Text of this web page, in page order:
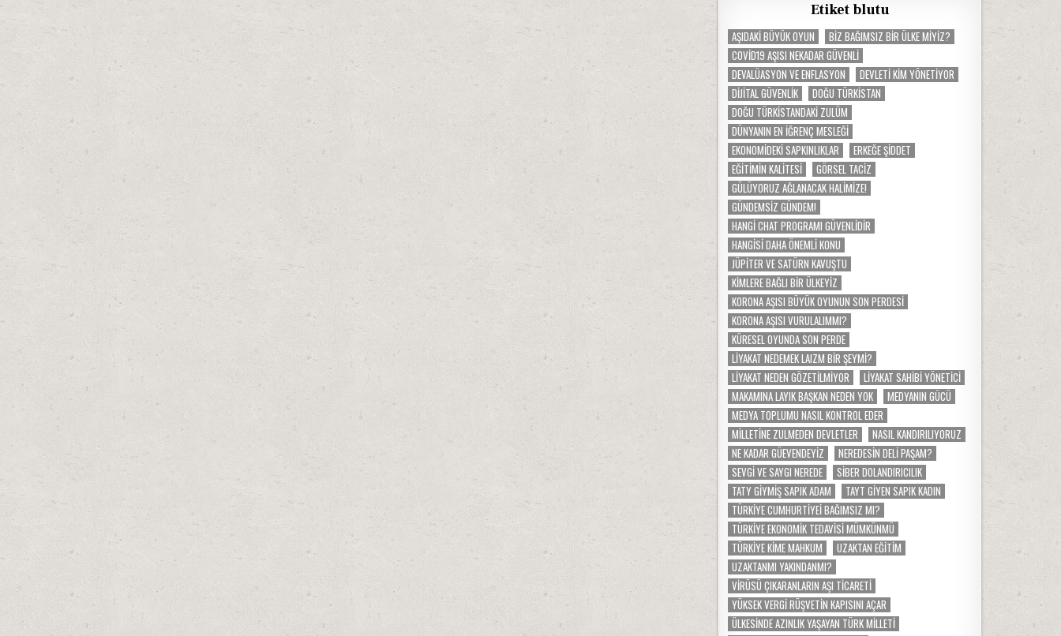
Etiket blutu
AŞIDAKI BÜYÜK OYUN
BIZ BAĞIMSIZ BIR ÜLKE MIYIZ?
COVID19 AŞISI NEKADAR GÜVENLI
DEVALÜASYON VE ENFLASYON
DEVLETI KIM YÖNETIYOR
DIJITAL GÜVENLIK
DOĞU TÜRKISTAN
DOĞU TÜRKISTANDAKI ZULÜM
DÜNYANIN EN IĞRENÇ MESLEĞI
EKONOMIDEKI SAPKINLIKLAR
ERKEĞE ŞIDDET
EĞITIMIN KALITESI
GÖRSEL TACIZ
GÜLÜYORUZ AĞLANACAK HALIMIZE!
GÜNDEMSIZ GÜNDEM!
HANGI CHAT PROGRAMI GÜVENLIDIR
HANGISI DAHA ÖNEMLI KONU
JÜPITER VE SATÜRN KAVUŞTU
KIMLERE BAĞLI BIR ÜLKEYIZ
KORONA AŞISI BÜYÜK OYUNUN SON PERDESI
KORONA AŞISI VURULALIMMI?
KÜRESEL OYUNDA SON PERDE
LIYAKAT NEDEMEK LAIZM BIR ŞEYMI?
LIYAKAT NEDEN GÖZETILMIYOR
LIYAKAT SAHIBI YÖNETICI
MAKAMINA LAYIK BAŞKAN NEDEN YOK
MEDYANIN GÜCÜ
MEDYA TOPLUMU NASIL KONTROL EDER
MILLETINE ZULMEDEN DEVLETLER
NASIL KANDIRILIYORUZ
NE KADAR GÜEVENDEYIZ
NEREDESIN DELI PAŞAM?
SEVGI VE SAYGI NEREDE
SIBER DOLANDIRICILIK
TATY GIYMIŞ SAPIK ADAM
TAYT GIYEN SAPIK KADIN
TÜRKIYE CUMHURTIYEI BAĞIMSIZ MI?
TÜRKIYE EKONOMIK TEDAVISI MÜMKÜNMÜ
TÜRKIYE KIME MAHKUM
UZAKTAN EĞITIM
UZAKTANMI YAKINDANMI?
VIRÜSÜ ÇIKARANLARIN AŞI TICARETI
YÜKSEK VERGI RÜŞVETIN KAPISINI AÇAR
ÜLKESINDE AZINLIK YAŞAYAN TÜRK MILLETI